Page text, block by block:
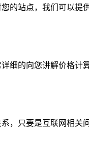
的站点，我们可以
细的向您讲解价格
，只要是互联网相